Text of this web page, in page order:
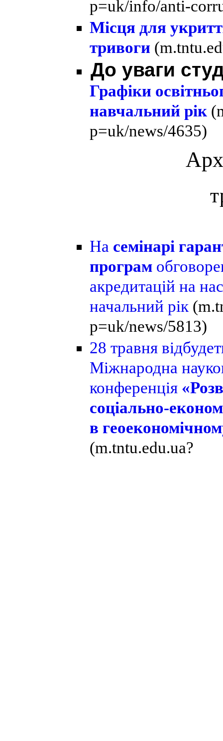
p=uk/info/anti-
Місця для
тривоги
До уваги
Графіки
навчальний рік
p=uk/news/4635)
На семінарі
програм
акредитацій на
начальний рік
p=uk/news/5813)
28 травня
Міжнародна
конференція
соціально-
в
(m.tntu.edu.ua?